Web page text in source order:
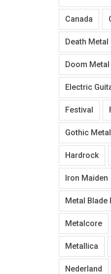
Canada
Death Metal
Doom Metal
Electric
Festival
Gothic Metal
Hardrock
Iron Maiden
Metal Blade
Metalcore
Metallica
Nederland